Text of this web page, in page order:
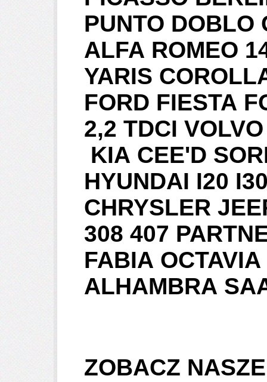
PUNTO DOBLO
ALFA ROMEO
YARIS
FORD FIESTA
2,2 TDCI
KIA CEE'D
HYUNDAI I20
CHRYSLER
308 407
FABIA
ALHAMBRA
ZOBACZ